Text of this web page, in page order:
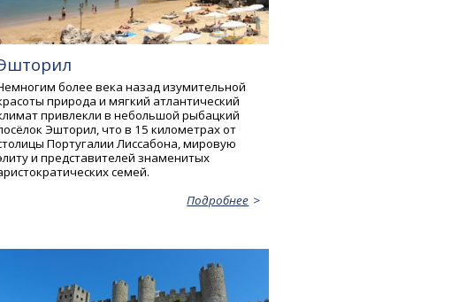
более века назад изумительной
природа и мягкий атлантический
привлекли в небольшой рыбацкий
Эшторил, что в 15 километрах от
Португалии Лиссабона, мировую
и представителей знаменитых
семей.
Подробнее